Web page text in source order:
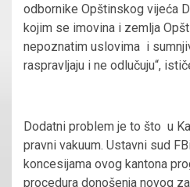
odbornike Opštinskog vijeća
kojim se imovina i zemlja
nepoznatim uslovima i
raspravljaju i ne odlučuju“,
Dodatni problem je to što u
pravni vakuum. Ustavni sud
koncesijama ovog kantona
procedura donošenja novog